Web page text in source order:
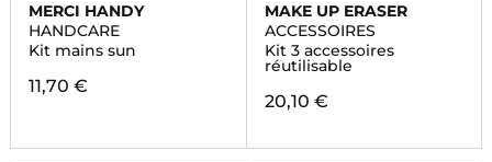
MERCI HANDY
HANDCARE
Kit mains sun
11,70 €
MAKE UP ERASER
ACCESSOIRES
Kit 3 accessoires
réutilisable
20,10 €